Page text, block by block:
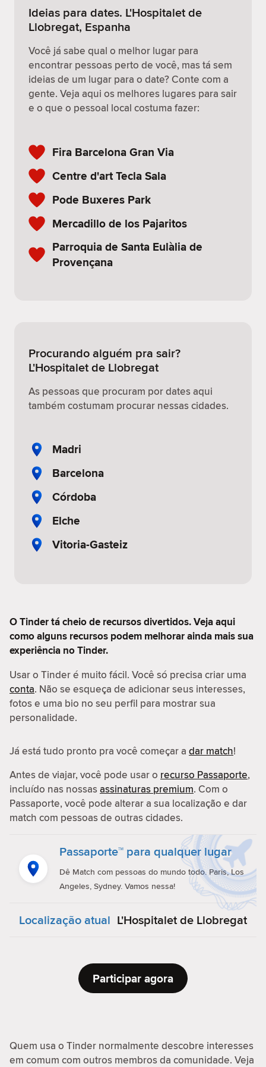
Ideias para dates. L'Hospitalet de
Llobregat, Espanha
Você já sabe qual o melhor lugar para
encontrar pessoas perto de você, mas tá sem
ideias de um lugar para o date? Conte com a
gente. Veja aqui os melhores lugares para sair
e o que o pessoal local costuma fazer:
Fira Barcelona Gran Via
Centre d'art Tecla Sala
Pode Buxeres Park
Mercadillo de los Pajaritos
Parroquia de Santa Eulàlia de
Provençana
Procurando alguém pra sair?
L'Hospitalet de Llobregat
As pessoas que procuram por dates aqui
também costumam procurar nessas cidades.
Madri
Barcelona
Córdoba
Elche
Vitoria-Gasteiz
O Tinder tá cheio de recursos divertidos. Veja aqui
como alguns recursos podem melhorar ainda mais sua
experiência no Tinder.
Usar o Tinder é muito fácil. Você só precisa criar uma
conta. Não se esqueça de adicionar seus interesses,
fotos e uma bio no seu perfil para mostrar sua
personalidade.
Já está tudo pronto pra você começar a dar match!
Antes de viajar, você pode usar o recurso Passaporte,
incluído nas nossasassinaturas premium. Com o
Passaporte, você pode alterar a sua localização e dar
match com pessoas de outras cidades.
Passaporte™ para qualquer lugar
Dê Match com pessoas do mundo todo. Paris, Los
Angeles, Sydney. Vamos nessa!
Localização atual L'Hospitalet de Llobregat
Participar agora
Quem usa o Tinder normalmente descobre interesses
em comum com outros membros da comunidade. Veja